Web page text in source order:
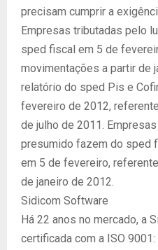
precisam cumprir a
Empresas tributadas pelo
sped fiscal em 5 de
movimentações a partir de
relatório do sped Pis e
fevereiro de 2012,
de julho de 2011.
presumido fazem do sped
em 5 de fevereiro,
de janeiro de 2012.
Sidicom Software
Há 22 anos no mercado, a
certificada com a ISO